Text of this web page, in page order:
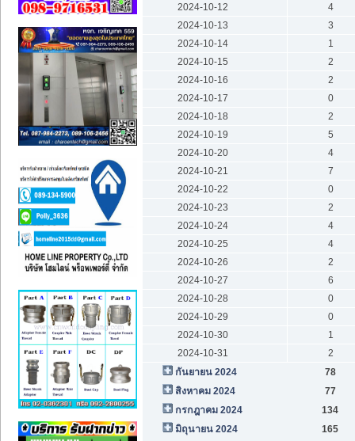
2024-10-12
4
2024-10-13
3
2024-10-14
1
2024-10-15
2
2024-10-16
2
2024-10-17
0
2024-10-18
2
2024-10-19
5
2024-10-20
4
2024-10-21
7
2024-10-22
0
2024-10-23
2
2024-10-24
4
2024-10-25
4
2024-10-26
2
2024-10-27
6
2024-10-28
0
2024-10-29
0
2024-10-30
1
2024-10-31
2
กันยายน 2024
78
สิงหาคม 2024
77
กรกฎาคม 2024
134
มิถุนายน 2024
165